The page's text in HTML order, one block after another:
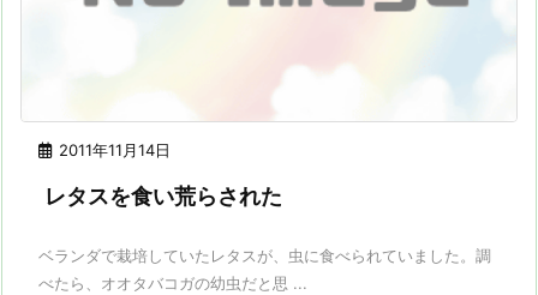
2011年11月14日
レタスを食い荒らされた
ベランダで栽培していたレタスが、虫に食べられていました。調
べたら、オオタバコガの幼虫だと思 ...